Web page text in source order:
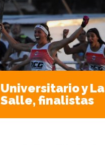
Universitario y La
Salle, finalistas